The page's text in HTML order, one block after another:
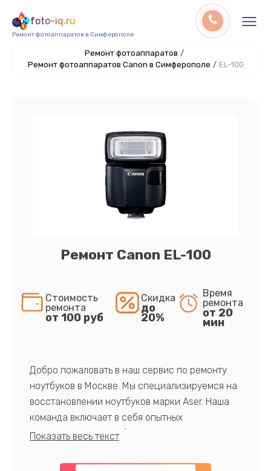
foto-iq.ru
Ремонт фотоаппаратов в Симферополе
Ремонт фотоаппаратов /
Ремонт фотоаппаратов Canon в Симферополе / EL-100
Ремонт Canon EL-100
Стоимость
ремонта
от 100 руб
Скидка
до
20%
Время
ремонта
от 20
мин
Добро пожаловать в наш сервис по ремонту
ноутбуков в Москве. Мы специализируемся на
восстановлении ноутбуков марки Aser. Наша
команда включает в себя опытных
профессионалов с обширными знаниями и
предлагаем быстрый и качественный ремонт с